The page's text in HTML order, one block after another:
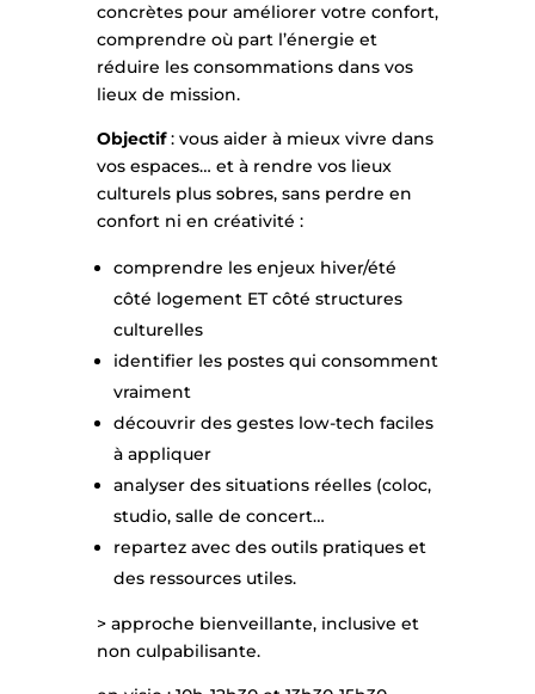
concrètes pour améliorer votre confort,
comprendre où part l’énergie et
réduire les consommations dans vos
lieux de mission.
Objectif: vous aider à mieux vivre dans
vos espaces… et à rendre vos lieux
culturels plus sobres, sans perdre en
confort ni en créativité :
comprendre les enjeux hiver/été
côté logement ET côté structures
culturelles
identifier les postes qui consomment
vraiment
découvrir des gestes low-tech faciles
à appliquer
analyser des situations réelles (coloc,
studio, salle de concert…
repartez avec des outils pratiques et
des ressources utiles.
> approche bienveillante, inclusive et
non culpabilisante.